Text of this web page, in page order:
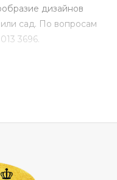
дизайнов
или сад. По вопросам
013 3696.
даже